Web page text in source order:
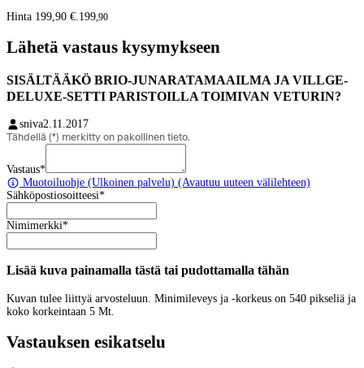
Hinta 199,90 €. 199,90
Lähetä vastaus kysymykseen
SISÄLTÄÄKÖ BRIO-JUNARATAMAAILMA JA VILLGE-
DELUXE-SETTI PARISTOILLA TOIMIVAN VETURIN?
sniva2.11.2017
Tähdellä (*) merkitty on pakollinen tieto.
Vastaus*
Muotoiluohje (Ulkoinen palvelu) (Avautuu uuteen välilehteen)
Sähköpostiosoitteesi*
Nimimerkki*
Lisää kuva painamalla tästä tai pudottamalla tähän
Kuvan tulee liittyä arvosteluun. Minimileveys ja -korkeus on 540 pikseliä ja
koko korkeintaan 5 Mt.
Vastauksen esikatselu